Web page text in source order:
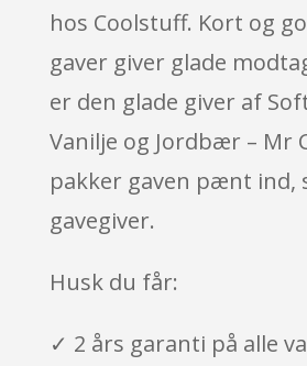
hos Coolstuff. Kort og
gaver giver glade
er den glade giver af
Vanilje og Jordbær – Mr
pakker gaven pænt ind,
gavegiver.
Husk du får:
✓ 2 års garanti på alle